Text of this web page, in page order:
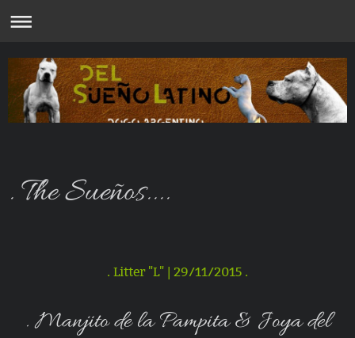
. The Sueños....
. Litter "L" | 29/11/2015 .
. Manjito de la Pampita & Joya del